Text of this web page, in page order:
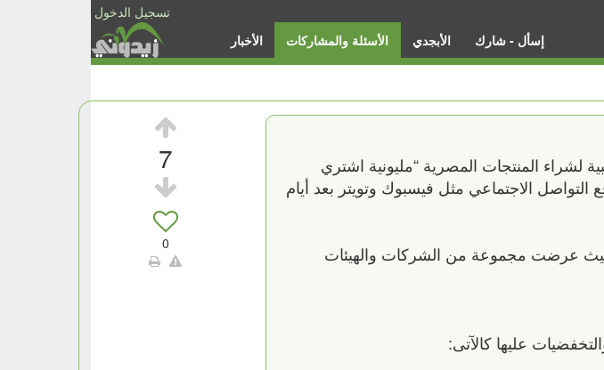
تسجيل الدخول
الأخبار الأسئلة والمشاركات الأبجدي إسأل - شارك
7
0
لشراء المنتجات المصرية “مليونية اشتري
التواصل الاجتماعي مثل فيسبوك وتويتر بعد أيام
أن يبدأ العمل بهذه الخصومات يوم الجمعة 16 ديسمبر 2011، حيث عرضت مجموعة من الشركات والهيئات
عليها كالآتى: